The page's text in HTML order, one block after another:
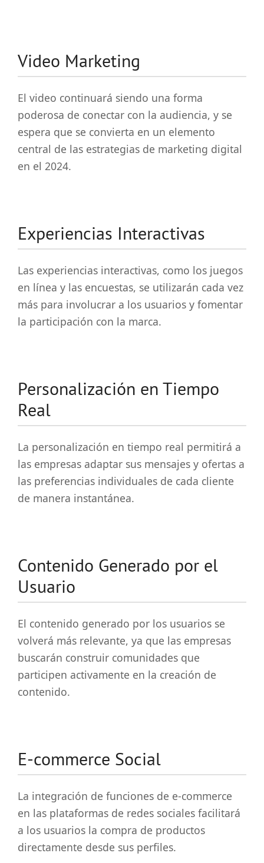
Video Marketing
El video continuará siendo una forma
poderosa de conectar con la audiencia, y se
espera que se convierta en un elemento
central de las estrategias de marketing digital
en el 2024.
Experiencias Interactivas
Las experiencias interactivas, como los juegos
en línea y las encuestas, se utilizarán cada vez
más para involucrar a los usuarios y fomentar
la participación con la marca.
Personalización en Tiempo
Real
La personalización en tiempo real permitirá a
las empresas adaptar sus mensajes y ofertas a
las preferencias individuales de cada cliente
de manera instantánea.
Contenido Generado por el
Usuario
El contenido generado por los usuarios se
volverá más relevante, ya que las empresas
buscarán construir comunidades que
participen activamente en la creación de
contenido.
E-commerce Social
La integración de funciones de e-commerce
en las plataformas de redes sociales facilitará
a los usuarios la compra de productos
directamente desde sus perfiles.